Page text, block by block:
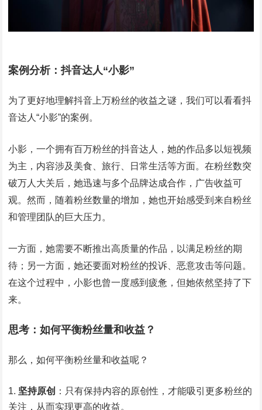
案例分析：抖音达人“小影”
为了更好地理解抖音上万粉丝的收益之谜，我们可以看看抖
音达人“小影”的案例。
小影，一个拥有百万粉丝的抖音达人，她的作品多以短视频
为主，内容涉及美食、旅行、日常生活等方面。在粉丝数突
破万人大关后，她迅速与多个品牌达成合作，广告收益可
观。然而，随着粉丝数量的增加，她也开始感受到来自粉丝
和管理团队的巨大压力。
一方面，她需要不断推出高质量的作品，以满足粉丝的期
待；另一方面，她还要面对粉丝的投诉、恶意攻击等问题。
在这个过程中，小影也曾一度感到疲惫，但她依然坚持了下
来。
思考：如何平衡粉丝量和收益？
那么，如何平衡粉丝量和收益呢？
坚持原创 ：只有保持内容的原创性，才能吸引更多粉丝的
关注，从而实现更高的收益。